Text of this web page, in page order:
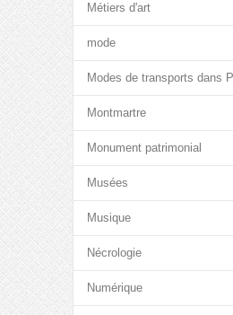
Métiers d'art
mode
Modes de transports dans
Montmartre
Monument patrimonial
Musées
Musique
Nécrologie
Numérique